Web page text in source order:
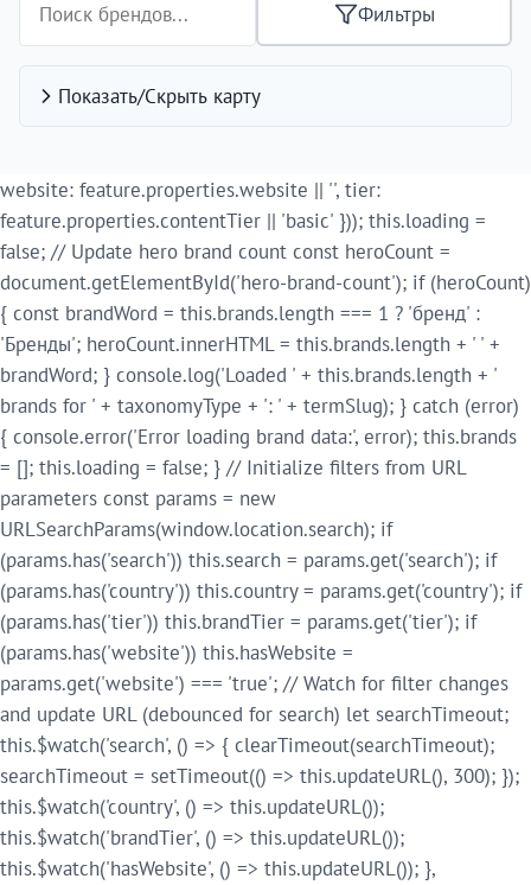
Фильтры
Показать/Скрыть карту
website: feature.properties.website || '', tier:
feature.properties.contentTier || 'basic' })); this.loading =
false; // Update hero brand count const heroCount =
document.getElementById('hero-brand-count'); if (heroCount)
{ const brandWord = this.brands.length === 1 ? 'бренд' :
'Бренды'; heroCount.innerHTML = this.brands.length + ' ' +
brandWord; } console.log('Loaded ' + this.brands.length + '
brands for ' + taxonomyType + ': ' + termSlug); } catch (error)
{ console.error('Error loading brand data:', error); this.brands
= []; this.loading = false; } // Initialize filters from URL
parameters const params = new
URLSearchParams(window.location.search); if
(params.has('search')) this.search = params.get('search'); if
(params.has('country')) this.country = params.get('country'); if
(params.has('tier')) this.brandTier = params.get('tier'); if
(params.has('website')) this.hasWebsite =
params.get('website') === 'true'; // Watch for filter changes
and update URL (debounced for search) let searchTimeout;
this.$watch('search', () => { clearTimeout(searchTimeout);
searchTimeout = setTimeout(() => this.updateURL(), 300); });
this.$watch('country', () => this.updateURL());
this.$watch('brandTier', () => this.updateURL());
this.$watch('hasWebsite', () => this.updateURL()); },